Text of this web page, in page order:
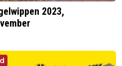
2023,